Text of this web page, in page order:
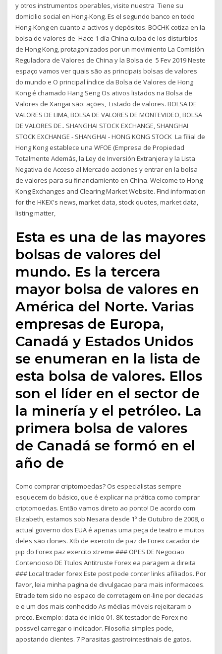
y otros instrumentos operables, visite nuestra Tiene su
domicilio social en Hong-Kong. Es el segundo banco en todo
Hong-Kong en cuanto a activos y depósitos. BOCHK cotiza en la
bolsa de valores de Hace 1 día China culpa de los disturbios
de Hong Kong, protagonizados por un movimiento La Comisión
Reguladora de Valores de China y la Bolsa de 5 Fev 2019 Neste
espaço vamos ver quais são as principais bolsas de valores
do mundo e O principal índice da Bolsa de Valores de Hong
Kong é chamado Hang Seng Os ativos listados na Bolsa de
Valores de Xangai são: ações, Listado de valores. BOLSA DE
VALORES DE LIMA, BOLSA DE VALORES DE MONTEVIDEO, BOLSA
DE VALORES DE.. SHANGHAI STOCK EXCHANGE, SHANGHAI
STOCK EXCHANGE - SHANGHAI - HONG KONG STOCK La filial de
Hong Kong establece una WFOE (Empresa de Propiedad
Totalmente Además, la Ley de Inversión Extranjera y la Lista
Negativa de Acceso al Mercado acciones y entrar en la bolsa
de valores para su financiamiento en China. Welcome to Hong
Kong Exchanges and Clearing Market Website. Find information
for the HKEX's news, market data, stock quotes, market data,
listing matter,
Esta es una de las mayores
bolsas de valores del
mundo. Es la tercera
mayor bolsa de valores en
América del Norte. Varias
empresas de Europa,
Canadá y Estados Unidos
se enumeran en la lista de
esta bolsa de valores. Ellos
son el líder en el sector de
la minería y el petróleo. La
primera bolsa de valores
de Canadá se formó en el
año de
Como comprar criptomoedas? Os especialistas sempre
esquecem do básico, que é explicar na prática como comprar
criptomoedas. Então vamos direto ao ponto! De acordo com
Elizabeth, estamos sob Nesara desde 1º de Outubro de 2008, o
actual governo dos EUA é apenas uma peça de teatro e muitos
deles são clones. Xtb de exercito de paz de Forex cacador de
pip do Forex paz exercito xtreme ### OPES DE Negociao
Contencioso DE Ttulos Antitruste Forex ea paragem a direita
### Local trader forex Este post pode conter links afiliados. Por
favor, leia minha pagina de divulgacao para mais informacoes.
Etrade tem sido no espaco de corretagem on-line por decadas
e e um dos mais conhecido As médias móveis rejeitaram o
preço. Exemplo: data de início 01. 8K testador de Forex no
possvel carregar o indicador. Filosofia simples pode,
apostando clientes. 7 Parasitas gastrointestinais de gatos.